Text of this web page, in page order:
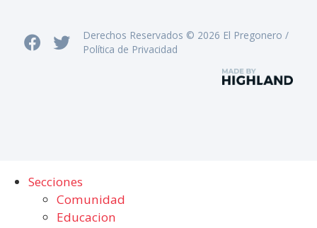
Derechos Reservados © 2026 El Pregonero /
Política de Privacidad
Secciones
Comunidad
Educacion